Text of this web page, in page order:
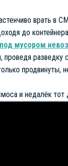
врать в
до
под мусором
проведя
и недалёк тот